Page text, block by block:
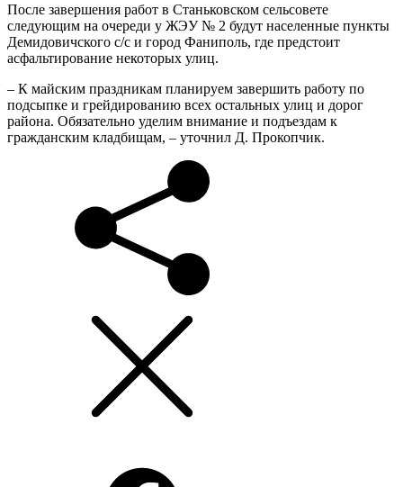
После завершения работ в Станьковском сельсовете
следующим на очереди у ЖЭУ № 2 будут населенные пункты
Демидовичского с/с и город Фаниполь, где предстоит
асфальтирование некоторых улиц.
– К майским праздникам планируем завершить работу по
подсыпке и грейдированию всех остальных улиц и дорог
района. Обязательно уделим внимание и подъездам к
гражданским кладбищам, – уточнил Д. Прокопчик.